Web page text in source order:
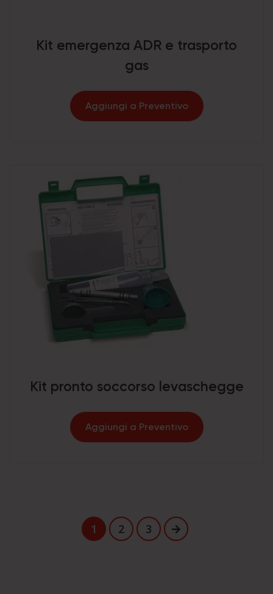
Kit emergenza ADR e trasporto
gas
Aggiungi a Preventivo
Kit pronto soccorso levaschegge
Aggiungi a Preventivo
1 2 3